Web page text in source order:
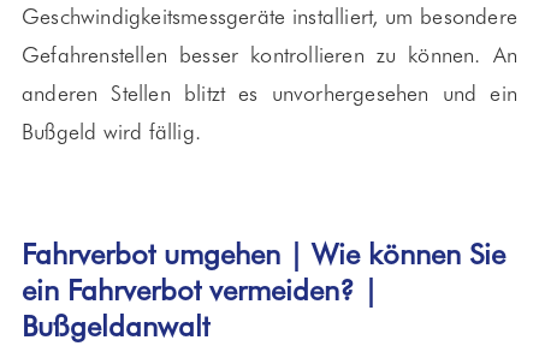
Geschwindigkeitsmessgeräte installiert, um besondere
Gefahrenstellen besser kontrollieren zu können. An
anderen Stellen blitzt es unvorhergesehen und ein
Bußgeld wird fällig.
Fahrverbot umgehen | Wie können Sie
ein Fahrverbot vermeiden? |
Bußgeldanwalt